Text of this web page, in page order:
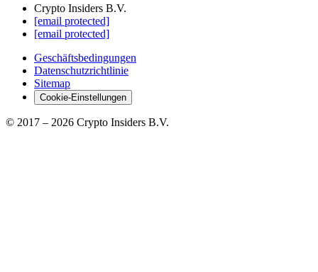
Crypto Insiders B.V.
[email protected]
[email protected]
Geschäftsbedingungen
Datenschutzrichtlinie
Sitemap
Cookie-Einstellungen
© 2017 – 2026 Crypto Insiders B.V.